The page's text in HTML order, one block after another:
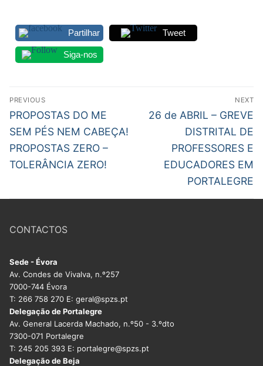
DOCENTES APOSENTADOS
Partilhar Tweet
Siga-nos
Navegação
de
artigos
PREVIOUS
Previous
post:
PROPOSTAS DO ME
SEM PÉS NEM CABEÇA!
PROPOSTAS ZERO –
TOLERÂNCIA ZERO!
NEXT
Next
26 de ABRIL – GREVE
DISTRITAL DE
PROFESSORES E
EDUCADORES EM
PORTALEGRE
CONTACTOS
Sede - Évora
Av. Condes de Vivalva, n.º257
7000-744 Évora
T: 266 758 270 E: geral@spzs.pt
Delegação de Portalegre
Av. General Lacerda Machado, n.º50 - 3.ºdto
7300-071 Portalegre
T: 245 205 393 E: portalegre@spzs.pt
Delegação de Beja